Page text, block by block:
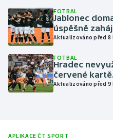
Motorsport
Olympijské hry
Parasport
Plavání
Ragby
FOTBAL
Jablonec
úspěšně
Aktualizováno před 8
FOTBAL
Hradec
červené
Aktualizováno před 9
APLIKACE ČT SPORT